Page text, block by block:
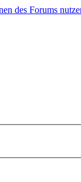
des Forums